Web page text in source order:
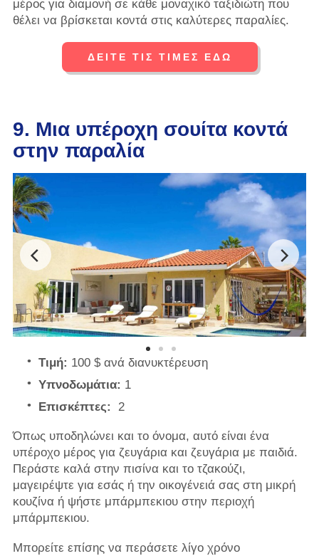
μέρος για διαμονή σε κάθε μοναχικό ταξιδιώτη που
θέλει να βρίσκεται κοντά στις καλύτερες παραλίες.
ΔΕΙΤΕ ΤΙΣ ΤΙΜΕΣ ΕΔΩ
9. Μια υπέροχη σουίτα κοντά
στην παραλία
Τιμή: 100 $ ανά διανυκτέρευση
Υπνοδωμάτια: 1
Επισκέπτες: 2
Όπως υποδηλώνει και το όνομα, αυτό είναι ένα
υπέροχο μέρος για ζευγάρια και ζευγάρια με παιδιά.
Περάστε καλά στην πισίνα και το τζακούζι,
μαγειρέψτε για εσάς ή την οικογένειά σας στη μικρή
κουζίνα ή ψήστε μπάρμπεκιου στην περιοχή
μπάρμπεκιου.
Μπορείτε επίσης να περάσετε λίγο χρόνο